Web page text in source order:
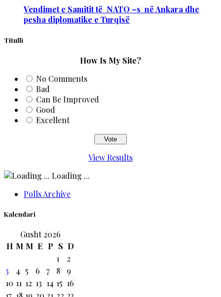
Vendimet e Samitit të NATO –s në Ankara dhe
pesha diplomatike e Turqisë
Titulli
How Is My Site?
No Comments
Bad
Can Be Improved
Good
Excellent
View Results
Loading ...
Polls Archive
Kalendari
Gusht 2026
H M M E P S D
1
2
3
4 5 6 7 8
9
10 11 12 13 14 15 16